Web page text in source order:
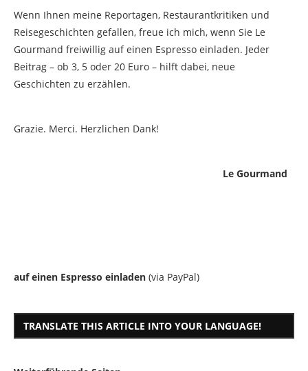
Wenn Ihnen meine Reportagen, Restaurantkritiken und
Reisegeschichten gefallen, freue ich mich, wenn Sie Le
Gourmand freiwillig auf einen Espresso einladen. Jeder
Beitrag – ob 3, 5 oder 20 Euro – hilft dabei, neue
Geschichten zu erzählen.
Grazie. Merci. Herzlichen Dank!
Le Gourmand
auf einen Espresso einladen (via PayPal)
TRANSLATE THIS ARTICLE INTO YOUR LANGUAGE!